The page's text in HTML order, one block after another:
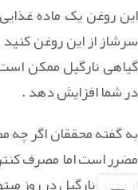
این روغن یک ماده
سرشاز از این روغن
گیاهی نارگیل ممکن است
در شما افزایش دهد .
به گفته محققان اگر چه